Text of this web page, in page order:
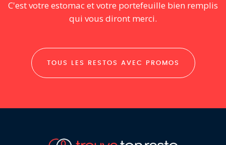
C'est votre estomac et votre portefeuille bien remplis
qui vous diront merci.
TOUS LES RESTOS AVEC PROMOS